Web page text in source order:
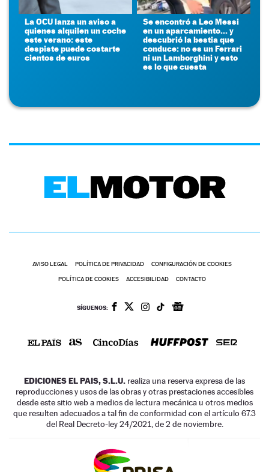
La OCU lanza un aviso a
quienes alquilen un coche
este verano: este
despiste puede costarte
cientos de euros
Se encontró a Leo Messi
en un aparcamiento... y
descubrió la bestia que
conduce: no es un Ferrari
ni un Lamborghini y esto
es lo que cuesta
AVISO LEGAL POLÍTICA DE PRIVACIDAD CONFIGURACIÓN DE COOKIES
POLÍTICA DE COOKIES ACCESIBILIDAD CONTACTO
SÍGUENOS:
EDICIONES EL PAIS, S.L.U. realiza una reserva expresa de las
reproducciones y usos de las obras y otras prestaciones accesibles
desde este sitio web a medios de lectura mecánica u otros medios
que resulten adecuados a tal fin de conformidad con el artículo 67.3
del Real Decreto-ley 24/2021, de 2 de noviembre.